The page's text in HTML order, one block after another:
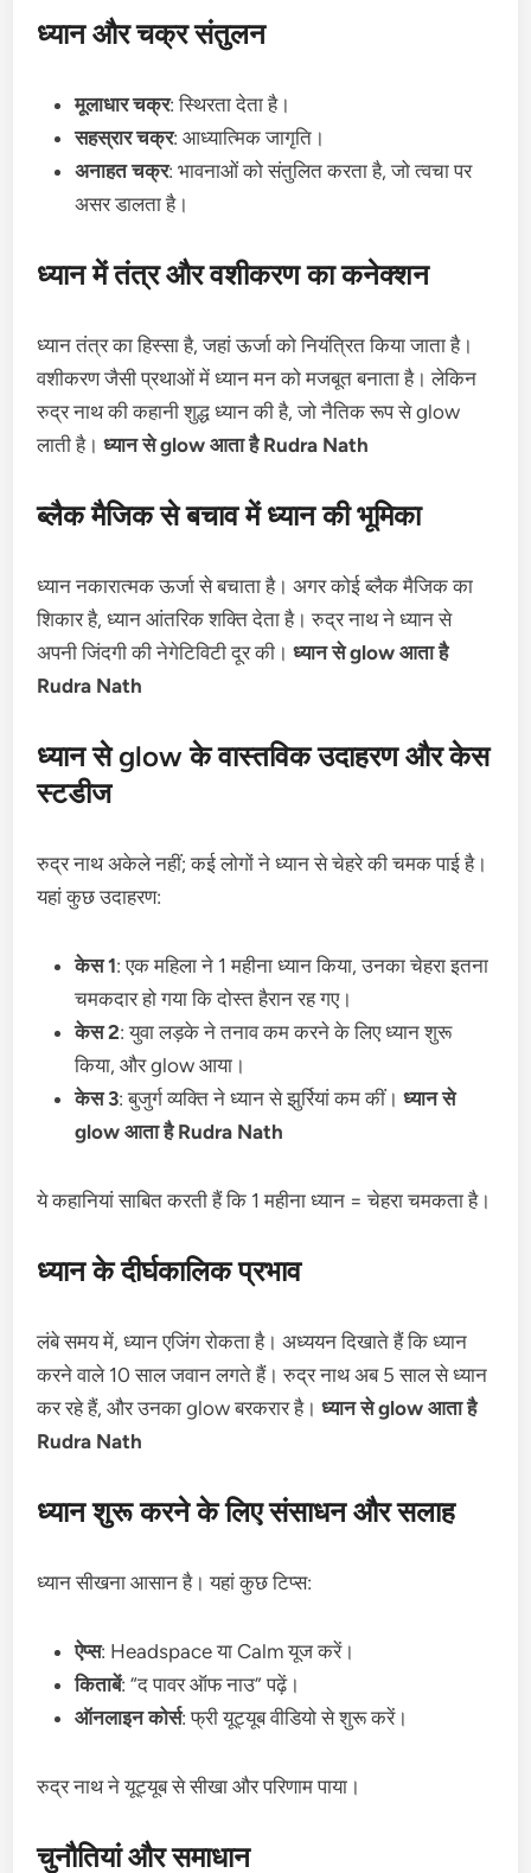
ध्यान और चक्र संतुलन
मूलाधार चक्र: स्थिरता देता है।
सहस्रार चक्र: आध्यात्मिक जागृति।
अनाहत चक्र: भावनाओं को संतुलित करता है, जो त्वचा पर
असर डालता है।
ध्यान में तंत्र और वशीकरण का कनेक्शन
ध्यान तंत्र का हिस्सा है, जहां ऊर्जा को नियंत्रित किया जाता है।
वशीकरण जैसी प्रथाओं में ध्यान मन को मजबूत बनाता है। लेकिन
रुद्र नाथ की कहानी शुद्ध ध्यान की है, जो नैतिक रूप से glow
लाती है।ध्यान से glow आता है Rudra Nath
ब्लैक मैजिक से बचाव में ध्यान की भूमिका
ध्यान नकारात्मक ऊर्जा से बचाता है। अगर कोई ब्लैक मैजिक का
शिकार है, ध्यान आंतरिक शक्ति देता है। रुद्र नाथ ने ध्यान से
अपनी जिंदगी की नेगेटिविटी दूर की।ध्यान से glow आता है
Rudra Nath
ध्यान से glow के वास्तविक उदाहरण और केस
स्टडीज
रुद्र नाथ अकेले नहीं; कई लोगों ने ध्यान से चेहरे की चमक पाई है।
यहां कुछ उदाहरण:
केस 1: एक महिला ने 1 महीना ध्यान किया, उनका चेहरा इतना
चमकदार हो गया कि दोस्त हैरान रह गए।
केस 2: युवा लड़के ने तनाव कम करने के लिए ध्यान शुरू
किया, और glow आया।
केस 3: बुजुर्ग व्यक्ति ने ध्यान से झुर्रियां कम कीं।ध्यान से
glow आता है Rudra Nath
ये कहानियां साबित करती हैं कि 1 महीना ध्यान = चेहरा चमकता है।
ध्यान के दीर्घकालिक प्रभाव
लंबे समय में, ध्यान एजिंग रोकता है। अध्ययन दिखाते हैं कि ध्यान
करने वाले 10 साल जवान लगते हैं। रुद्र नाथ अब 5 साल से ध्यान
कर रहे हैं, और उनका glow बरकरार है।ध्यान से glow आता है
Rudra Nath
ध्यान शुरू करने के लिए संसाधन और सलाह
ध्यान सीखना आसान है। यहां कुछ टिप्स:
ऐप्स: Headspace या Calm यूज करें।
किताबें: “द पावर ऑफ नाउ” पढ़ें।
ऑनलाइन कोर्स: फ्री यूट्यूब वीडियो से शुरू करें।
रुद्र नाथ ने यूट्यूब से सीखा और परिणाम पाया।
चुनौतियां और समाधान